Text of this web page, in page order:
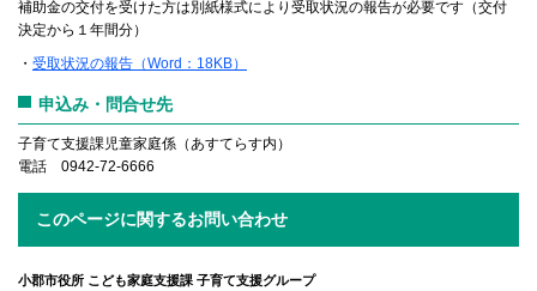
補助金の交付を受けた方は別紙様式により受取状況の報告が必要です（交付
決定から１年間分）
・ 受取状況の報告（Word：18KB）
申込み・問合せ先
子育て支援課児童家庭係（あすてらす内）
電話 0942-72-6666
このページに関するお問い合わせ
小郡市役所 こども家庭支援課 子育て支援グループ